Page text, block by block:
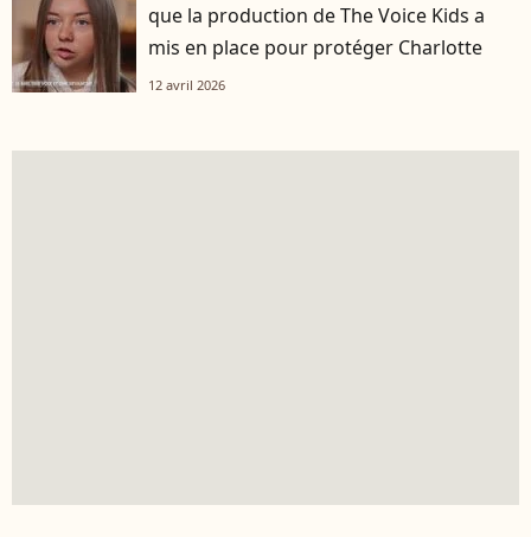
que la production de The Voice Kids a
mis en place pour protéger Charlotte
12 avril 2026